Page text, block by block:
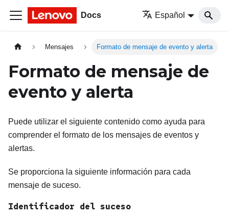
Docs Español
Mensajes Formato de mensaje de evento y alerta
Formato de mensaje de
evento y alerta
Puede utilizar el siguiente contenido como ayuda para
comprender el formato de los mensajes de eventos y
alertas.
Se proporciona la siguiente información para cada
mensaje de suceso.
Identificador del suceso